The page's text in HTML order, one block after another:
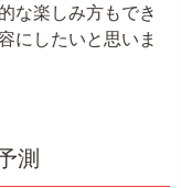
な楽しみ方もでき
にしたいと思いま
測